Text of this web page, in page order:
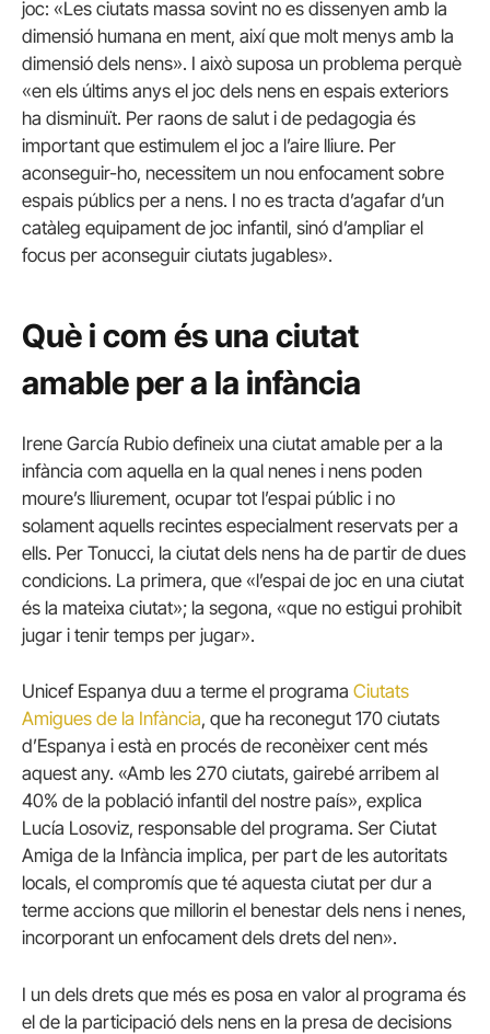
joc: «Les ciutats massa sovint no es dissenyen amb la
dimensió humana en ment, així que molt menys amb la
dimensió dels nens». I això suposa un problema perquè
«en els últims anys el joc dels nens en espais exteriors
ha disminuït. Per raons de salut i de pedagogia és
important que estimulem el joc a l’aire lliure. Per
aconseguir-ho, necessitem un nou enfocament sobre
espais públics per a nens. I no es tracta d’agafar d’un
catàleg equipament de joc infantil, sinó d’ampliar el
focus per aconseguir ciutats jugables».
Què i com és una ciutat
amable per a la infància
Irene García Rubio defineix una ciutat amable per a la
infància com aquella en la qual nenes i nens poden
moure’s lliurement, ocupar tot l’espai públic i no
solament aquells recintes especialment reservats per a
ells. Per Tonucci, la ciutat dels nens ha de partir de dues
condicions. La primera, que «l’espai de joc en una ciutat
és la mateixa ciutat»; la segona, «que no estigui prohibit
jugar i tenir temps per jugar».
Unicef Espanya duu a terme el programa Ciutats
Amigues de la Infància, que ha reconegut 170 ciutats
d’Espanya i està en procés de reconèixer cent més
aquest any. «Amb les 270 ciutats, gairebé arribem al
40% de la població infantil del nostre país», explica
Lucía Losoviz, responsable del programa. Ser Ciutat
Amiga de la Infància implica, per part de les autoritats
locals, el compromís que té aquesta ciutat per dur a
terme accions que millorin el benestar dels nens i nenes,
incorporant un enfocament dels drets del nen».
I un dels drets que més es posa en valor al programa és
el de la participació dels nens en la presa de decisions